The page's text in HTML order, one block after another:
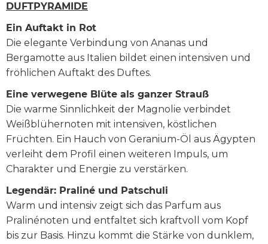
DUFTPYRAMIDE
Ein Auftakt in Rot
Die elegante Verbindung von Ananas und
Bergamotte aus Italien bildet einen intensiven und
fröhlichen Auftakt des Duftes.
Eine verwegene Blüte als ganzer Strauß
Die warme Sinnlichkeit der Magnolie verbindet
Weißblühernoten mit intensiven, köstlichen
Früchten. Ein Hauch von Geranium-Öl aus Ägypten
verleiht dem Profil einen weiteren Impuls, um
Charakter und Energie zu verstärken.
Legendär: Praliné und Patschuli
Warm und intensiv zeigt sich das Parfum aus
Pralinénoten und entfaltet sich kraftvoll vom Kopf
bis zur Basis. Hinzu kommt die Stärke von dunklem,